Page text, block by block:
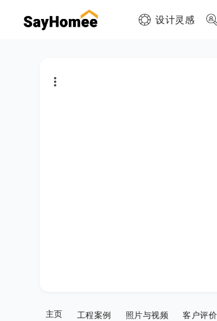
设计灵感
主页 工程案例 照片与视频 客户评价